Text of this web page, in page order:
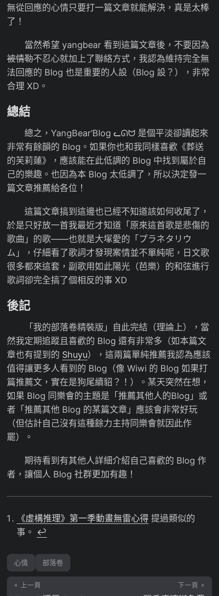
無從回應的心情只要打一篇文章就能解決，真是太棒
了！
當然希望 yangbear 看到這篇文章後，不要因為
被情勒不忍心就加上了聯絡方式，我認為維持完全無
法回應的 Blog 也是重要的人設（Blog 設？），非常
合理 XD。
總結
總之，YangBear’Blog ᓚᘏᗢ 是個平淡卻讀起來
非常有餘韻的 Blog。如果你也和我同樣喜歡《葬送
的芙莉蓮》，應該能在此低調的 Blog 中找到屬於自
己的樂趣。也因為本 Blog 太低調了，所以決定發一
篇文章推薦給各位！
這篇文章搞到這邊也已經不知道該如何收尾了，
於是只好放一首我最近才知道「原來這首歌是悲傷的
歌曲」的歌——也就是大塚愛的「プラネタリウ
ム」，仔細看了歌詞才發現案情並不單純呢，日文歌
很多都來這套，副歌用如此陽光（芭樂）的和弦進行
歌詞卻完全搞了個相反的事 XD
後記
「我的部落卷精裝版」自此完結（理論上），當
然我定期追蹤且喜歡的 Blog 還有非常多（如本篇文
章也有提到的 Shuyu），這兩篇單純推薦我認為應該
值得讓更多人看到的 Blog（像 Wiwi 的 Blog 如果打
篇推薦文，實在是狗尾續貂？！）。某天突然在想，
如果 Blog 同樂會的主題是「推薦其他人的Blog」或
者「推薦其他 Blog 的某篇文章」應該會非常好玩
（但估計自己沒有這種餘力主持同樂會就因此作
罷）。
期待看到有其他人詳細介紹自己喜歡的 Blog 作
者，讓個人 Blog 社群更加有趣！
《虛構推理》第一季動畫無雷心得 提過類似的
事。 ↩︎
心情 部落卷
« 上一頁 下一頁 »